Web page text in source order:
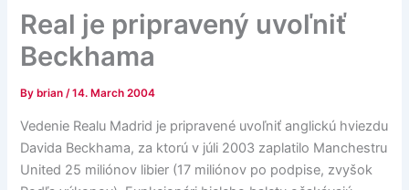
Real je pripravený uvoľniť
Beckhama
By brian/14. March 2004
Vedenie Realu Madrid je pripravené uvoľniť anglickú hviezdu
Davida Beckhama, za ktorú v júli 2003 zaplatilo Manchestru
United 25 miliónov libier (17 miliónov po podpise, zvyšok